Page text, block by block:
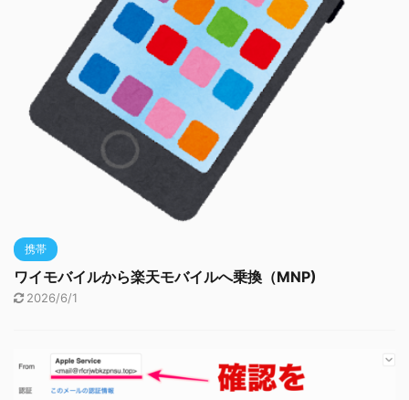
携帯
ワイモバイルから楽天モバイルへ乗換（MNP)
2026/6/1